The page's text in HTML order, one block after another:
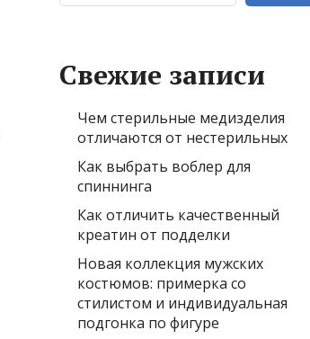
Свежие записи
Чем стерильные медизделия
отличаются от нестерильных
Как выбрать воблер для
спиннинга
Как отличить качественный
креатин от подделки
Новая коллекция мужских
костюмов: примерка со
стилистом и индивидуальная
подгонка по фигуре